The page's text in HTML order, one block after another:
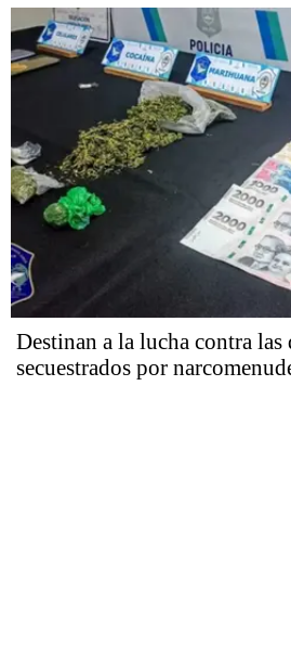
Destinan a la lucha contra las
secuestrados por